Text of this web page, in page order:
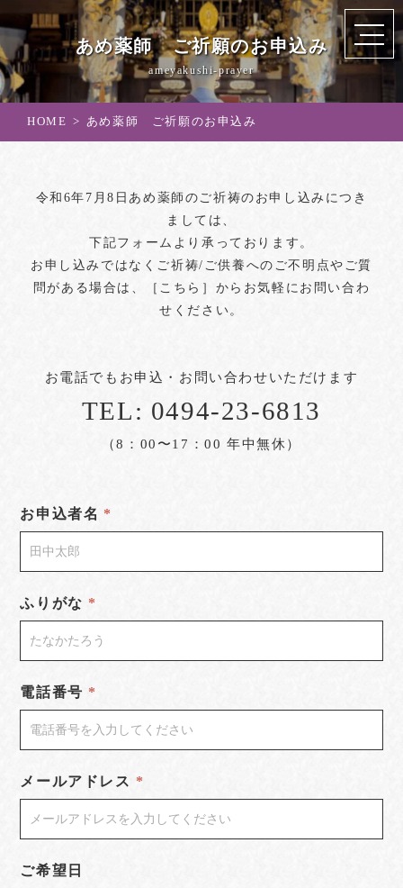
あめ薬師 ご祈願のお申込み
ameyakushi-prayer
HOME あめ薬師 ご祈願のお申込み
令和6年7月8日あめ薬師のご祈祷のお申し込みにつき
ましては、
下記フォームより承っております。
お申し込みではなくご祈祷/ご供養へのご不明点やご質
問がある場合は、
［こちら］ からお気軽にお問い合わ
せください。
お電話でもお申込・お問い合わせいただけます
TEL: 0494-23-6813
（8：00〜17：00 年中無休）
お申込者名
ふりがな
電話番号
メールアドレス
ご希望日